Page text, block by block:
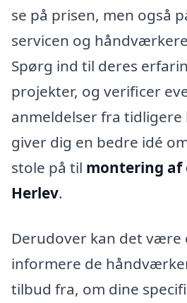
se på prisen, men også
servicen og
Spørg ind til deres
projekter, og verificer
anmeldelser fra tidligere
giver dig en bedre idé
stole på til montering
Herlev.
Derudover kan det være
informere de
tilbud fra, om dine